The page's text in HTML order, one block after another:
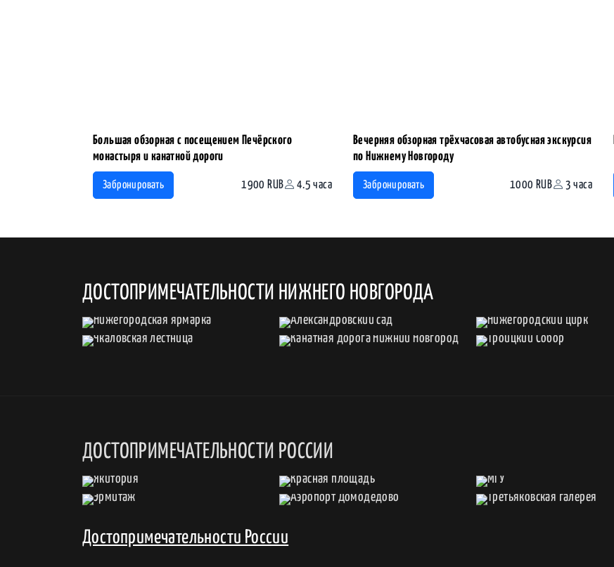
Большая обзорная с посещением Печёрского
монастыря и канатной дороги
Забронировать 1900 RUB 4.5 часа
Вечерняя обзорная трёхчасовая автобусная экскурсия
по Нижнему Новгороду
Забронировать 1000 RUB 3 часа
ДОСТОПРИМЕЧАТЕЛЬНОСТИ НИЖНЕГО НОВГОРОДА
ДОСТОПРИМЕЧАТЕЛЬНОСТИ РОССИИ
Достопримечательности России